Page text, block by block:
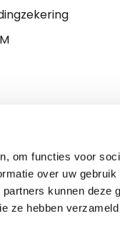
om functies voor
over uw
kunnen deze
ze hebben